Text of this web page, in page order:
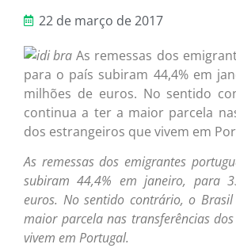
22 de março de 2017
As remessas dos
para o país subiram 44,4% em
milhões de euros. No sentido
continua a ter a maior parcela
dos estrangeiros que vivem em
As remessas dos emigrantes
subiram 44,4% em janeiro, para
euros. No sentido contrário, o
maior parcela nas transferências
vivem em Portugal.